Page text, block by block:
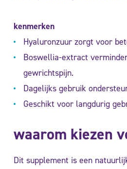
kenmerken
Hyaluronzuur zorgt voor
Boswellia-extract
gewrichtspijn.
Dagelijks gebruik
Geschikt voor langdurig
waarom kiezen
Dit supplement is een